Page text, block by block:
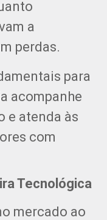
a
perdas.
para
acompanhe
e atenda às
com
Tecnológica
mercado ao